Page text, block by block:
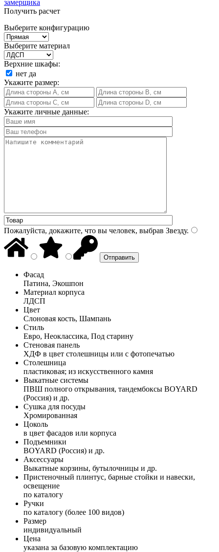
замерщика
Получить расчет
Выберите конфигурацию
Выберите материал
Верхние шкафы:
нет да
Укажите размер:
Укажите личные данные:
Пожалуйста, докажите, что вы человек, выбрав Звезду.
Фасад
Патина, Экошпон
Материал корпуса
ЛДСП
Цвет
Слоновая кость, Шампань
Стиль
Евро, Неоклассика, Под старину
Стеновая панель
ХДФ в цвет столешницы или с фотопечатью
Столешница
пластиковая; из искусственного камня
Выкатные системы
ПВШ полного открывания, тандембоксы BOYARD
(Россия) и др.
Сушка для посуды
Хромированная
Цоколь
в цвет фасадов или корпуса
Подъемники
BOYARD (Россия) и др.
Аксессуары
Выкатные корзины, бутылочницы и др.
Пристеночный плинтус, барные стойки и навески,
освещение
по каталогу
Ручки
по каталогу (более 100 видов)
Размер
индивидуальный
Цена
указана за базовую комплектацию